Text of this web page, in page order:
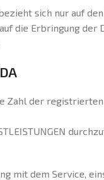
sich nur auf
die Erbringung der
der registrierten
mit dem Service,